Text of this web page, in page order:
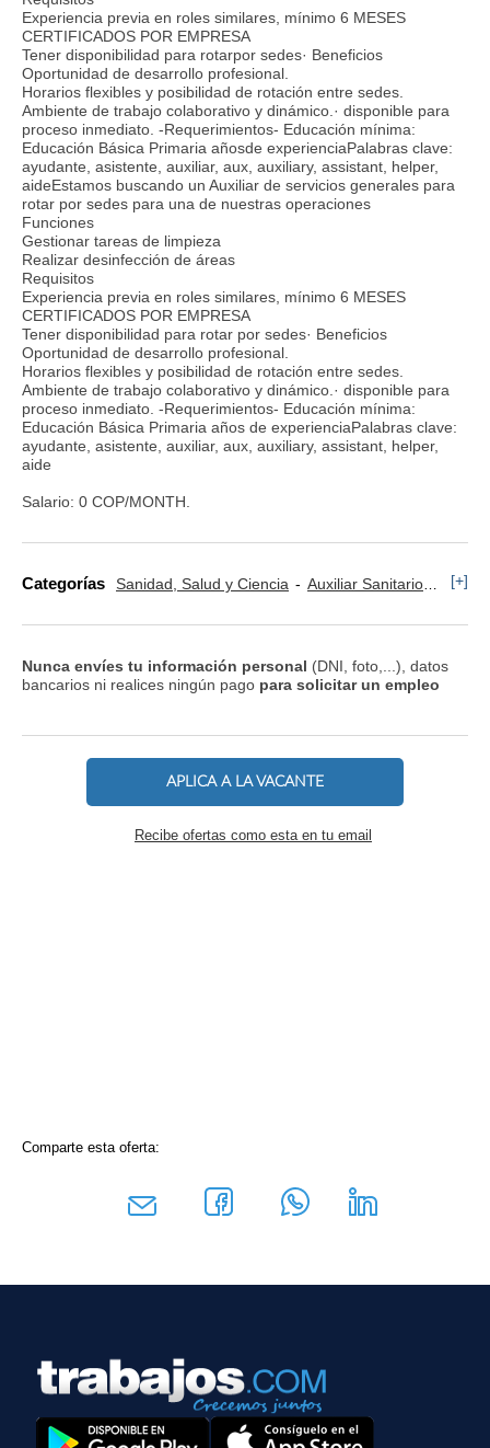
Experiencia previa en roles similares, mínimo 6 MESES
CERTIFICADOS POR EMPRESA
Tener disponibilidad para rotarpor sedes· Beneficios
Oportunidad de desarrollo profesional.
Horarios flexibles y posibilidad de rotación entre sedes.
Ambiente de trabajo colaborativo y dinámico.· disponible para
proceso inmediato. -Requerimientos- Educación mínima:
Educación Básica Primaria añosde experienciaPalabras clave:
ayudante, asistente, auxiliar, aux, auxiliary, assistant, helper,
aideEstamos buscando un Auxiliar de servicios generales para
rotar por sedes para una de nuestras operaciones
Funciones
Gestionar tareas de limpieza
Realizar desinfección de áreas
Requisitos
Experiencia previa en roles similares, mínimo 6 MESES
CERTIFICADOS POR EMPRESA
Tener disponibilidad para rotar por sedes· Beneficios
Oportunidad de desarrollo profesional.
Horarios flexibles y posibilidad de rotación entre sedes.
Ambiente de trabajo colaborativo y dinámico.· disponible para
proceso inmediato. -Requerimientos- Educación mínima:
Educación Básica Primaria años de experienciaPalabras clave:
ayudante, asistente, auxiliar, aux, auxiliary, assistant, helper,
aide
Salario: 0 COP/MONTH.
Categorías Sanidad, Salud y Ciencia Auxiliar Sanitario [+]
Nunca envíes tu información personal (DNI, foto,...), datos
bancarios ni realices ningún pago para solicitar un empleo
APLICA A LA VACANTE
Recibe ofertas como esta en tu email
Comparte esta oferta: